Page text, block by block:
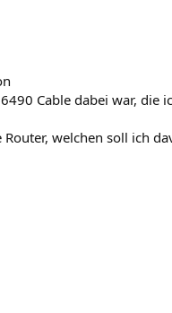
Cable dabei war, die
welchen soll ich